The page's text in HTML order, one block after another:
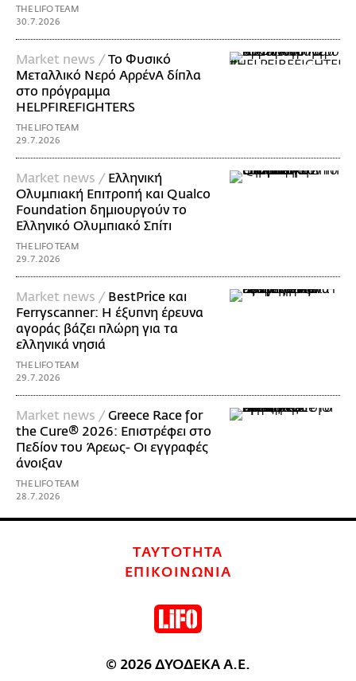
THE LIFO TEAM
30.7.2026
Market news /Το Φυσικό
Μεταλλικό Νερό ΑρρένΑ δίπλα
στο πρόγραμμα
HELPFIREFIGHTERS
THE LIFO TEAM
29.7.2026
Market news / Ελληνική
Ολυμπιακή Επιτροπή και Qualco
Foundation δημιουργούν το
Ελληνικό Ολυμπιακό Σπίτι
THE LIFO TEAM
29.7.2026
Market news / BestPrice και
Ferryscanner: Η έξυπνη έρευνα
αγοράς βάζει πλώρη για τα
ελληνικά νησιά
THE LIFO TEAM
29.7.2026
Market news /Greece Race for
the Cure® 2026: Επιστρέφει στο
Πεδίον του Άρεως- Οι εγγραφές
άνοιξαν
THE LIFO TEAM
28.7.2026
ΤΑΥΤΟΤΗΤΑ
ΕΠΙΚΟΙΝΩΝΙΑ
© 2026 ΔΥΟΔΕΚΑ Α.Ε.